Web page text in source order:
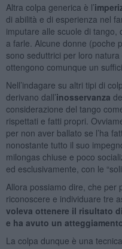
Altra colpa generica è l’
di abilità e di esperienza nel
imputare alle scuole di tango,
a farle. Alcune donne (poche
sono seduttrici per loro
ottengono comunque un
Nell’indagare su altri tipi di
derivano dall’inosservanza
considerazione del tango
rispettati e fatti propri.
per non aver ballato se l’ha
nonostante tutto il suo
milongas chiuse e poco
ed esclusivamente, con le
Allora possiamo dire, che per
riconoscere e individuare tre
voleva ottenere il risultato
e ha avuto un
La colpa dunque è una